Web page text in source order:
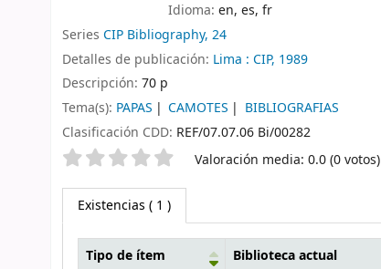
Idioma: en, es, fr
Series CIP Bibliography, 24
Detalles de publicación: Lima : CIP, 1989
Descripción: 70 p
Tema(s): PAPAS CAMOTES
BIBLIOGRAFIAS
Clasificación CDD: REF/07.07.06 Bi/00282
Valoración Valoración media: 0.0 (0 votos)
Existencias ( 1 )
Tipo de ítem Biblioteca actual